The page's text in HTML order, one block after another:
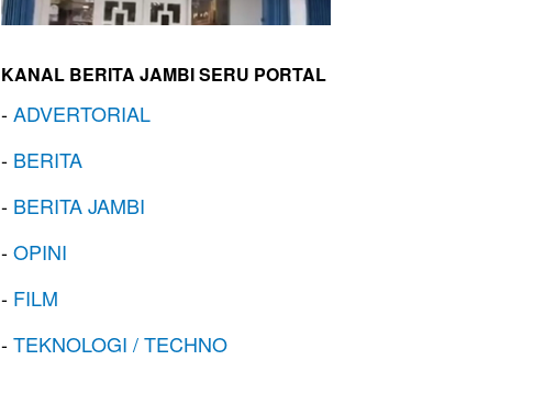
KANAL BERITA JAMBI SERU PORTAL
-ADVERTORIAL
- BERITA
- BERITA JAMBI
-OPINI
- FILM
-TEKNOLOGI / TECHNO